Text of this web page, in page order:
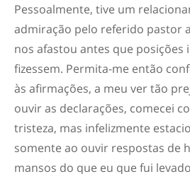
Pessoalmente, tive um
admiração pelo referido pastor
nos afastou antes que posições
fizessem. Permita-me então
às afirmações, a meu ver tão
ouvir as declarações, comecei
tristeza, mas infelizmente
somente ao ouvir respostas de
mansos do que eu que fui